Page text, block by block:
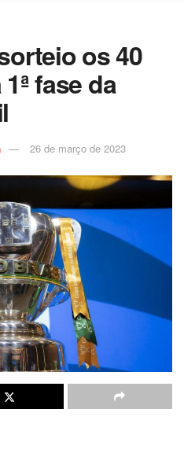
os 40
fase da
26 de março de 2023